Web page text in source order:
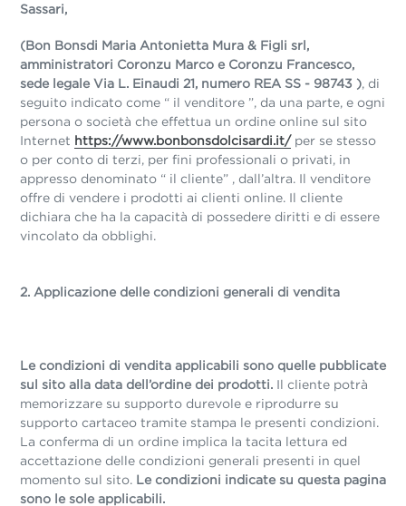
Sassari,
(Bon Bonsdi Maria Antonietta Mura & Figli srl,
amministratori Coronzu Marco e Coronzu Francesco,
sede legale Via L. Einaudi 21, numero REA SS - 98743 ), di
seguito indicato come “ il venditore ”, da una parte, e ogni
persona o società che effettua un ordine online sul sito
Internet https://www.bonbonsdolcisardi.it/per se stesso
o per conto di terzi, per fini professionali o privati, in
appresso denominato “ il cliente” , dall’altra. Il venditore
offre di vendere i prodotti ai clienti online. Il cliente
dichiara che ha la capacità di possedere diritti e di essere
vincolato da obblighi.
2. Applicazione delle condizioni generali di vendita
Le condizioni di vendita applicabili sono quelle pubblicate
sul sito alla data dell’ordine dei prodotti. Il cliente potrà
memorizzare su supporto durevole e riprodurre su
supporto cartaceo tramite stampa le presenti condizioni.
La conferma di un ordine implica la tacita lettura ed
accettazione delle condizioni generali presenti in quel
momento sul sito. Le condizioni indicate su questa pagina
sono le sole applicabili.